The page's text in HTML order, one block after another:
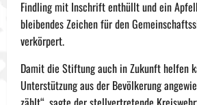
Findling mit Inschrift enthüllt und ein
bleibendes Zeichen für den
verkörpert.
Damit die Stiftung auch in Zukunft helfen
Unterstützung aus der Bevölkerung